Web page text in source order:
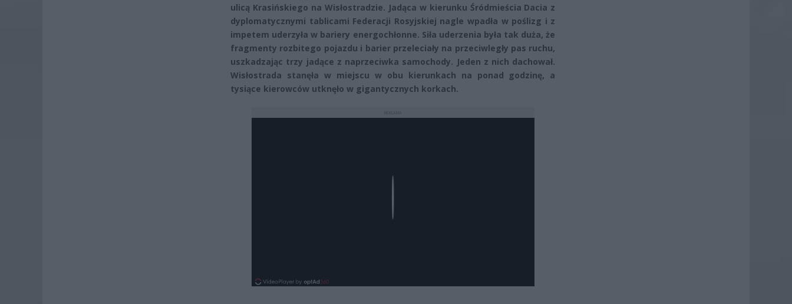
ulicą Krasińskiego na Wisłostradzie. Jadąca w kierunku Śródmieścia Dacia z
dyplomatycznymi tablicami Federacji Rosyjskiej nagle wpadła w poślizg i z
impetem uderzyła w bariery energochłonne. Siła uderzenia była tak duża, że
fragmenty rozbitego pojazdu i barier przeleciały na przeciwległy pas ruchu,
uszkadzając trzy jadące z naprzeciwka samochody. Jeden z nich dachował.
Wisłostrada stanęła w miejscu w obu kierunkach na ponad godzinę, a
tysiące kierowców utknęło w gigantycznych korkach.